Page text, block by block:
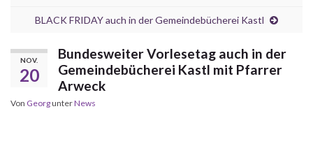
BLACK FRIDAY auch in der Gemeindebücherei Kastl
NOV.
20
Bundesweiter Vorlesetag auch in der
Gemeindebücherei Kastl mit Pfarrer
Arweck
Von GeorgunterNews